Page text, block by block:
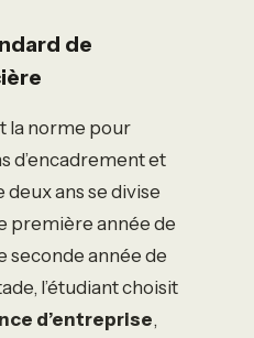
de
la norme pour
d’encadrement et
deux ans se divise
première année de
seconde année de
l’étudiant choisit
d’entreprise,